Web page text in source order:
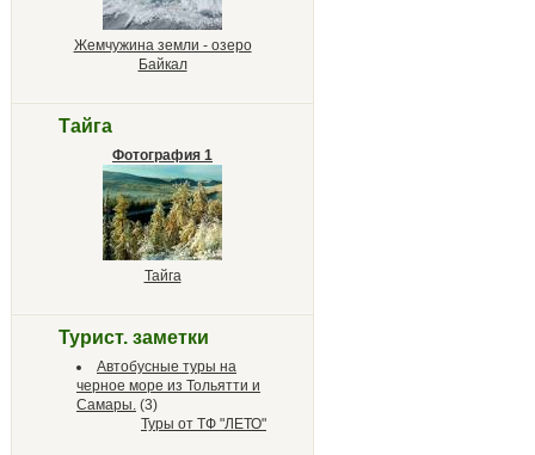
Жемчужина земли - озеро
Байкал
Тайга
Фотография 1
Тайга
Турист. заметки
Автобусные туры на
черное море из Тольятти и
Самары. (3)
Туры от ТФ "ЛЕТО"